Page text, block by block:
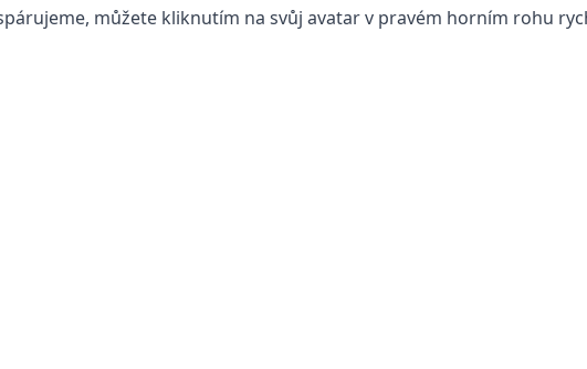
můžete kliknutím na svůj avatar v pravém horním rohu